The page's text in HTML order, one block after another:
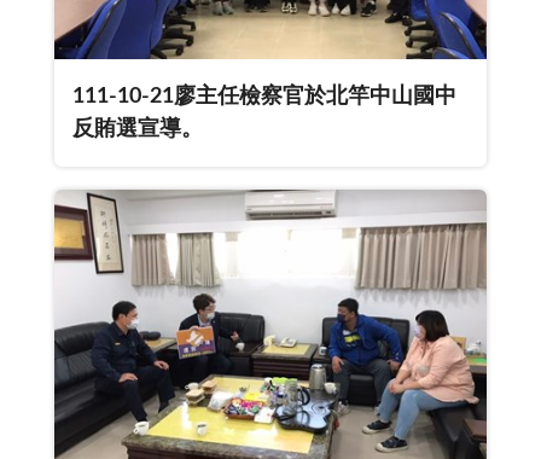
111-10-21廖主任檢察官於北竿中山國中
反賄選宣導。